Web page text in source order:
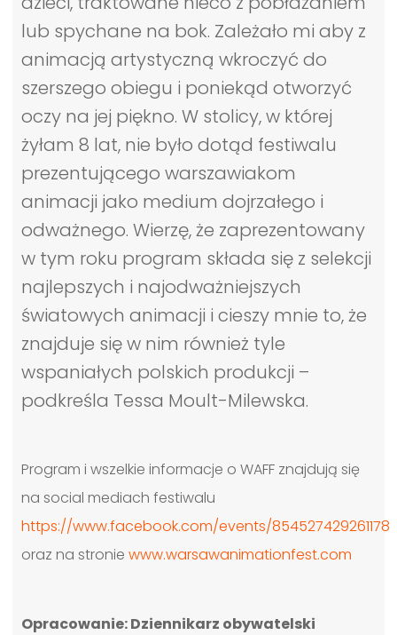
lub spychane na bok. Zależało mi aby z
animacją artystyczną wkroczyć do
szerszego obiegu i poniekąd otworzyć
oczy na jej piękno. W stolicy, w której
żyłam 8 lat, nie było dotąd festiwalu
prezentującego warszawiakom
animacji jako medium dojrzałego i
odważnego. Wierzę, że zaprezentowany
w tym roku program składa się z selekcji
najlepszych i najodważniejszych
światowych animacji i cieszy mnie to, że
znajduje się w nim również tyle
wspaniałych polskich produkcji –
podkreśla Tessa Moult-Milewska.
Program i wszelkie informacje o WAFF znajdują się
na social mediach festiwalu
https://www.facebook.com/events/854527429261178
oraz na stroniewww.warsawanimationfest.com
Opracowanie: Dziennikarz obywatelski